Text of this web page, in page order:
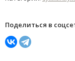
Поделиться в